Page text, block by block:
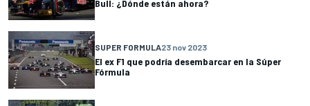
Bull: ¿Dónde están ahora?
SUPER FORMULA23 nov 2023
El ex F1 que podría desembarcar en la Súper
Fórmula